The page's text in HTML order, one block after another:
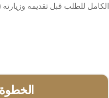
الكامل للطلب قبل تقديمه وزيارته
الخطوة 2